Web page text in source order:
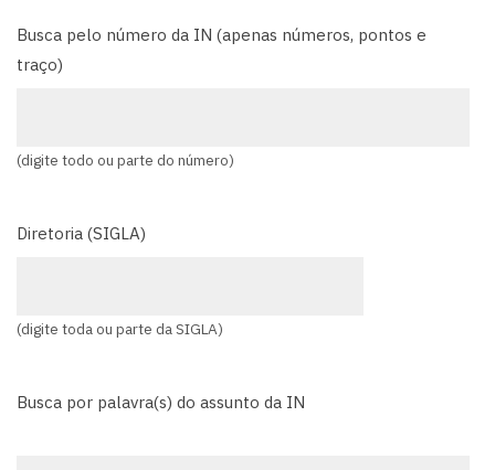
Busca pelo número da IN (apenas números, pontos e
traço)
(digite todo ou parte do número)
Diretoria (SIGLA)
(digite toda ou parte da SIGLA)
Busca por palavra(s) do assunto da IN